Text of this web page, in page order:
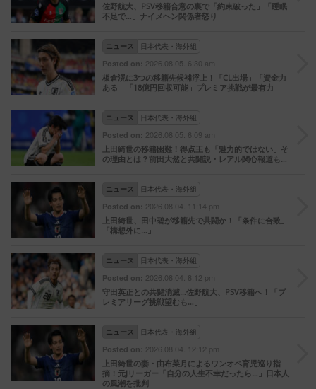
佐野航大、PSV移籍合意の裏で「約束破った」「睡眠
不足で…」ナイメヘン関係者怒り
ニュース 日本代表・海外組
Posted on: 2026.08.05. 6:30 am
板倉滉に3つの移籍先候補浮上！「CL出場」「資金力
ある」「18億円回収可能」プレミア挑戦が最有力
ニュース 日本代表・海外組
Posted on: 2026.08.05. 6:09 am
上田綺世の移籍困難！得点王も「魅力的ではない」そ
の理由とは？前田大然と共闘説・レアル関心報道も…
ニュース 日本代表・海外組
Posted on: 2026.08.04. 11:14 pm
上田綺世、田中碧が移籍先で共闘か！「条件に合致」
「構想外に…」
ニュース 日本代表・海外組
Posted on: 2026.08.04. 8:12 pm
守田英正との共闘消滅…佐野航大、PSV移籍へ！「プ
レミアリーグ挑戦望むも…」
ニュース 日本代表・海外組
Posted on: 2026.08.04. 12:12 pm
上田綺世の妻・由布菜月によるワンオペ育児巡り指
摘！元Jリーガー「自分の人生不幸だったら…」日本人
の風潮を批判